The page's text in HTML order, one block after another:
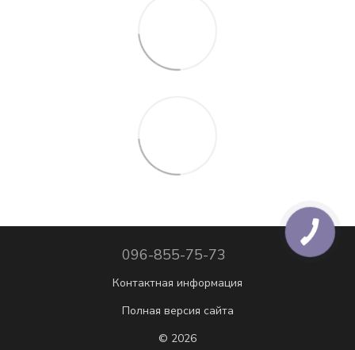
096-855-75-73
Контактная информация
Полная версия сайта
© 2026